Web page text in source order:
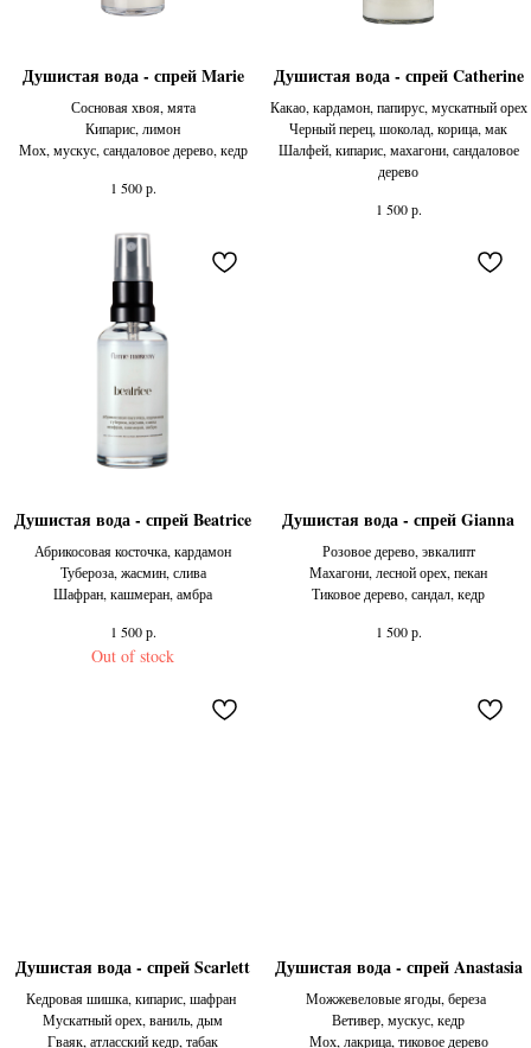
Душистая вода - спрей Marie
Сосновая хвоя, мята
Кипарис, лимон
Мох, мускус, сандаловое дерево, кедр
1 500 р.
Душистая вода - спрей Catherine
Какао, кардамон, папирус, мускатный орех
Черный перец, шоколад, корица, мак
Шалфей, кипарис, махагони, сандаловое
дерево
1 500 р.
Душистая вода - спрей Beatrice
Абрикосовая косточка, кардамон
Тубероза, жасмин, слива
Шафран, кашмеран, амбра
1 500 р.
Out of stock
Душистая вода - спрей Gianna
Розовое дерево, эвкалипт
Махагони, лесной орех, пекан
Тиковое дерево, сандал, кедр
1 500 р.
Душистая вода - спрей Scarlett
Кедровая шишка, кипарис, шафран
Мускатный орех, ваниль, дым​
Гваяк, атласский кедр, табак​
Душистая вода - спрей Anastasia
Можжевеловые ягоды, береза
Ветивер, мускус, кедр
Мох, лакрица, тиковое дерево